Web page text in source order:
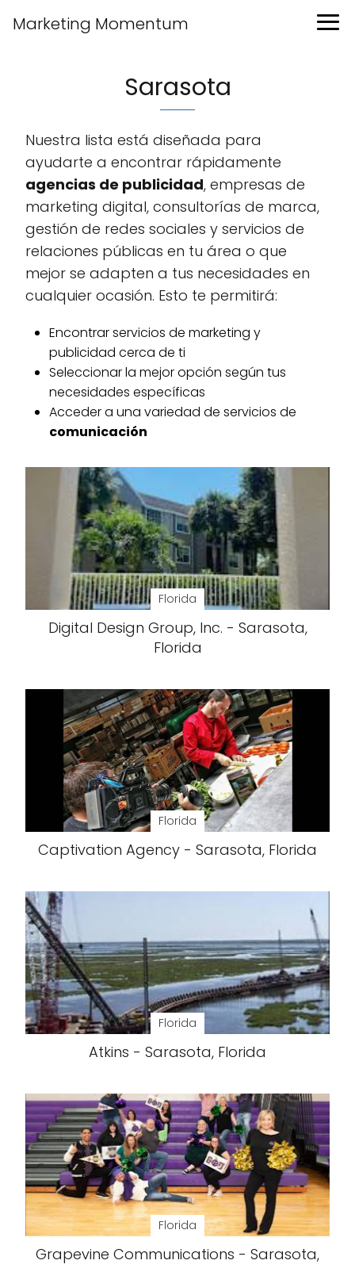
Marketing Momentum
Sarasota
Nuestra lista está diseñada para
ayudarte a encontrar rápidamente
agencias de publicidad, empresas de
marketing digital, consultorías de marca,
gestión de redes sociales y servicios de
relaciones públicas en tu área o que
mejor se adapten a tus necesidades en
cualquier ocasión. Esto te permitirá:
Encontrar servicios de marketing y
publicidad cerca de ti
Seleccionar la mejor opción según tus
necesidades específicas
Acceder a una variedad de servicios de
comunicación
Florida
Digital Design Group, Inc. - Sarasota,
Florida
Florida
Captivation Agency - Sarasota, Florida
Florida
Atkins - Sarasota, Florida
Florida
Grapevine Communications - Sarasota,